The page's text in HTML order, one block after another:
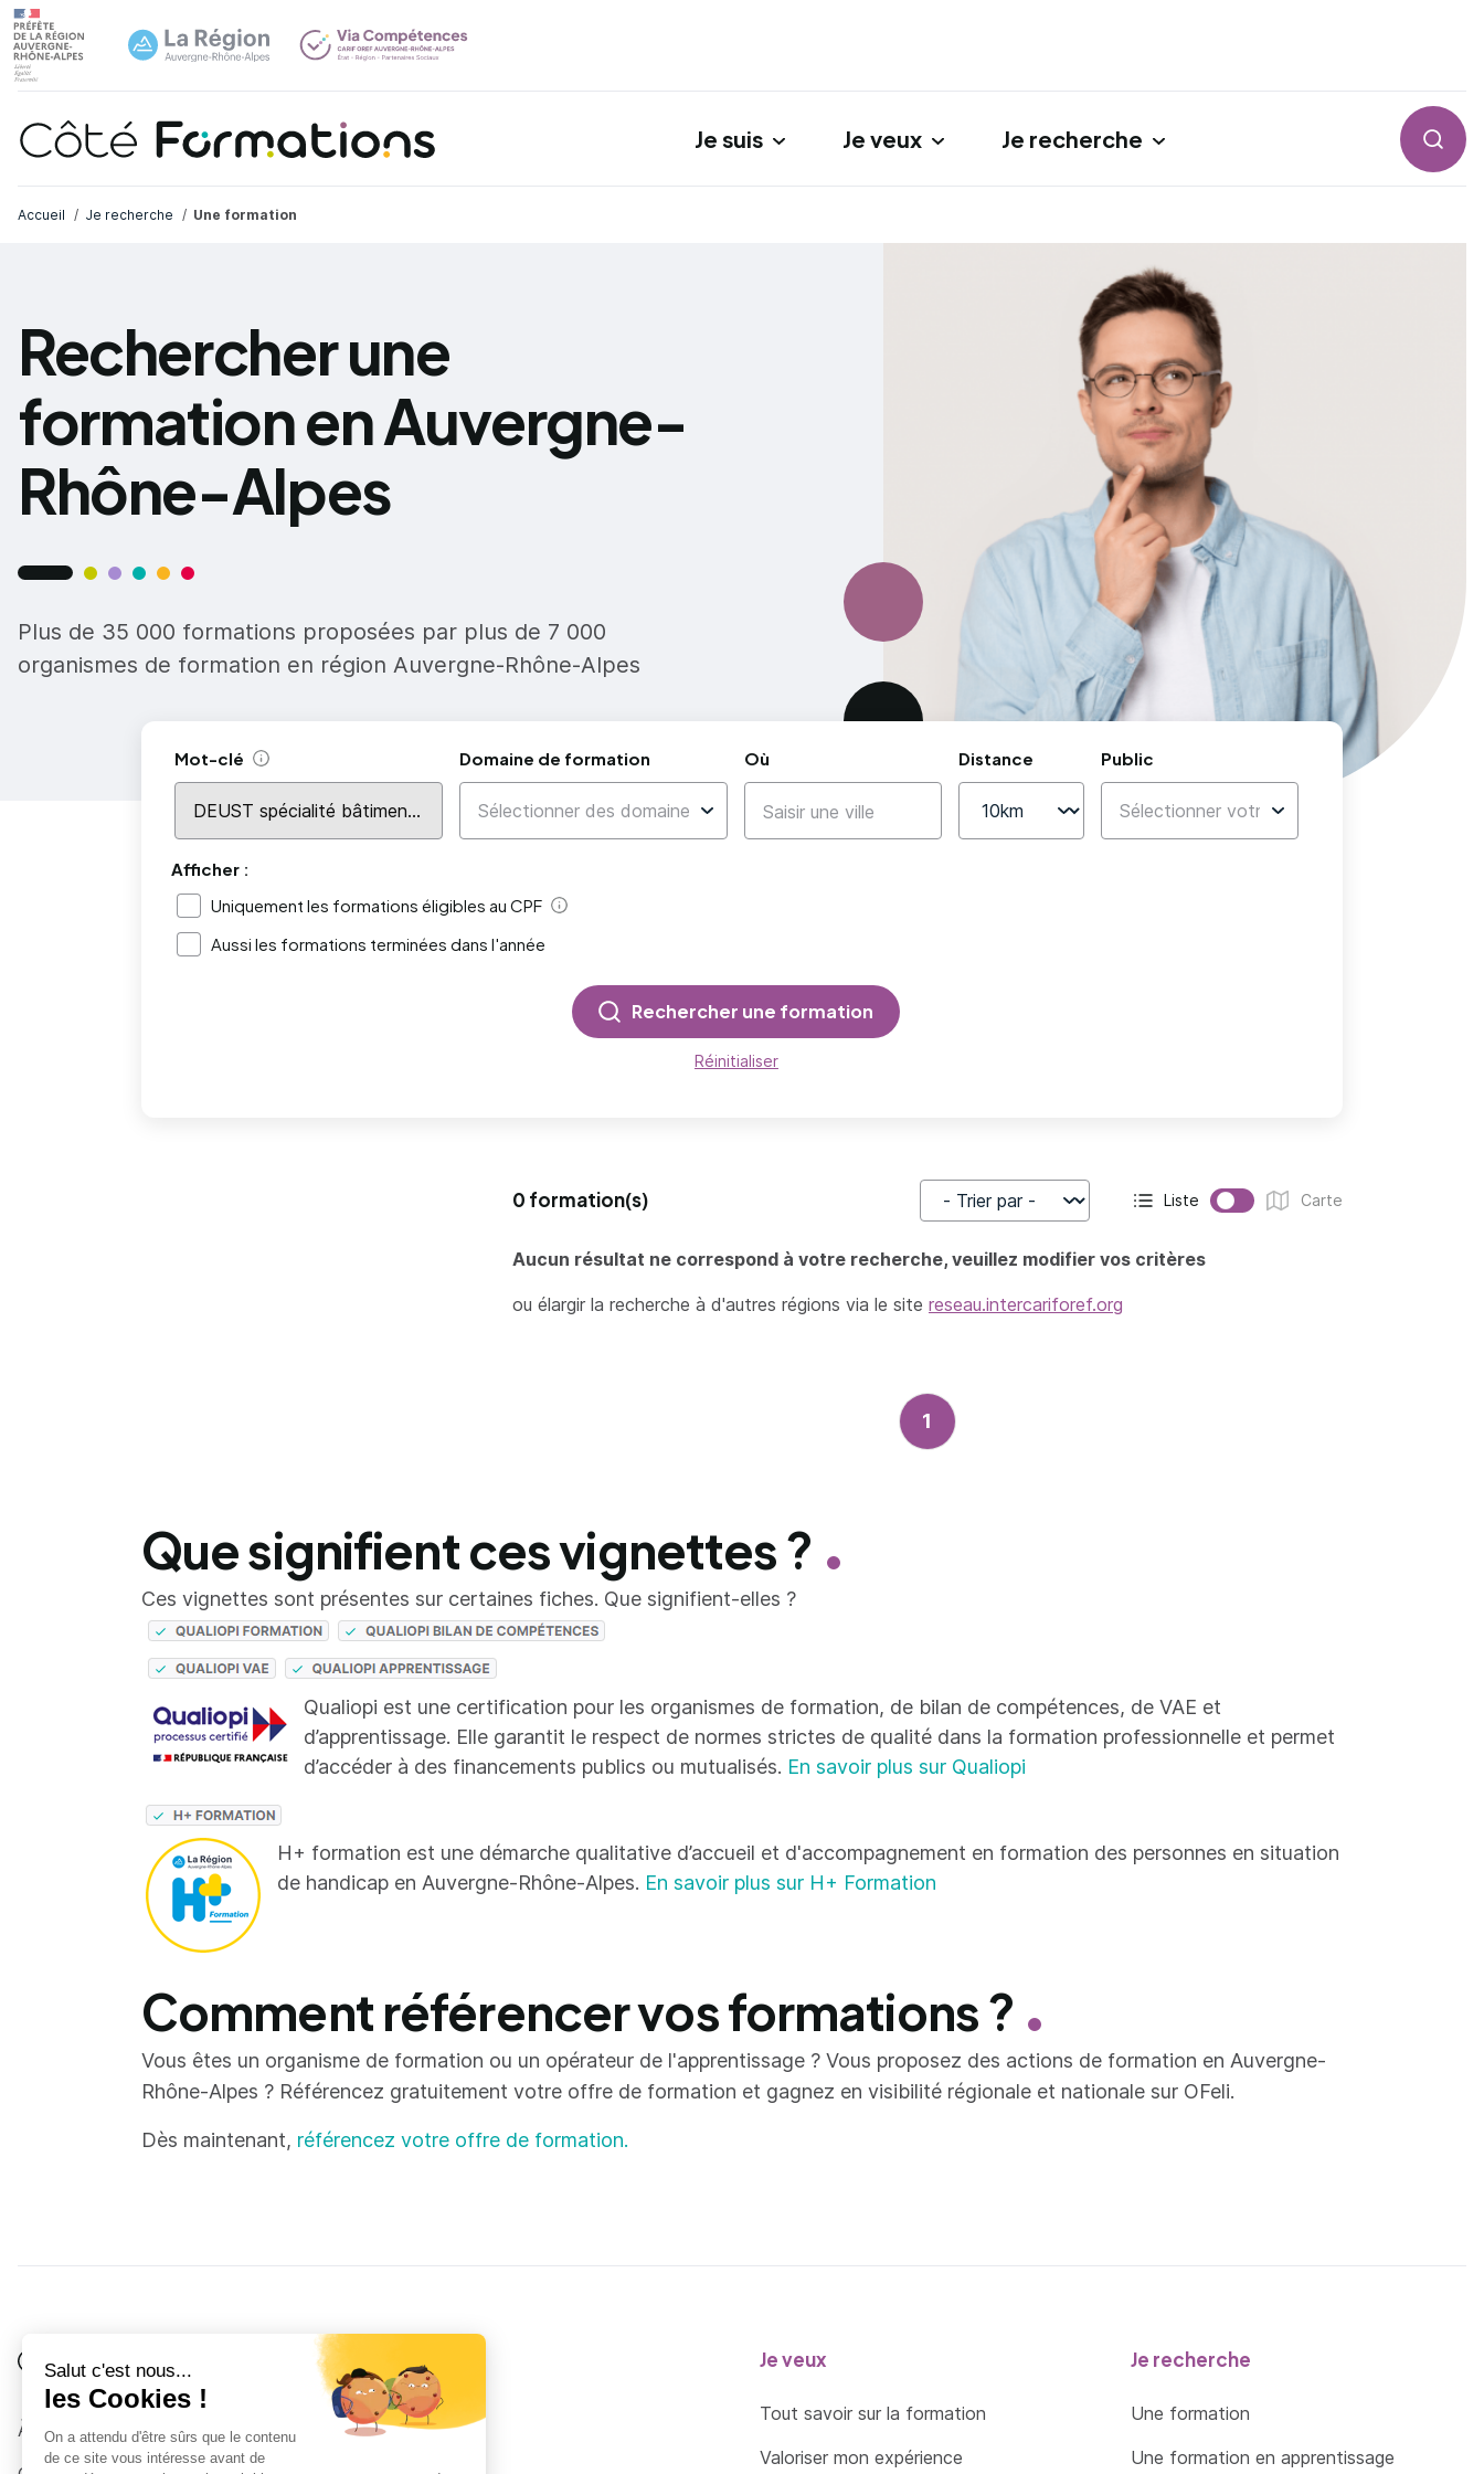
Je suis Je veux Je recherche
Accueil Je recherche Une formation
Rechercher une
formation en Auvergne-
Rhône-Alpes
Plus de 35 000 formations proposées par plus de 7 000
organismes de formation en région Auvergne-Rhône-Alpes
Mot-clé Aide Domaine de formation Où Distance Public
Afficher :
Uniquement les formations éligibles au CPF
Aide
Aussi les formations terminées dans l'année
Rechercher une formation
Réinitialiser
0 formation(s)
Trier par Affichage actif :
Liste
Affichage :
Carte
Aucun résultat ne correspond à votre recherche, veuillez modifier vos critères
ou élargir la recherche à d'autres régions via le site reseau.intercariforef.org
1
Que signifient ces vignettes ?
Ces vignettes sont présentes sur certaines fiches. Que signifient-elles ?
Qualiopi est une certification pour les organismes de formation, de bilan de compétences, de VAE et
d’apprentissage. Elle garantit le respect de normes strictes de qualité dans la formation professionnelle et permet
d’accéder à des financements publics ou mutualisés. En savoir plus sur Qualiopi
H+ formation est une démarche qualitative d’accueil et d'accompagnement en formation des personnes en situation
de handicap en Auvergne-Rhône-Alpes. En savoir plus sur H+ Formation
Comment référencer vos formations ?
Vous êtes un organisme de formation ou un opérateur de l'apprentissage ? Vous proposez des actions de formation en Auvergne-
Rhône-Alpes ? Référencez gratuitement votre offre de formation et gagnez en visibilité régionale et nationale sur OFeli.
Dès maintenant, référencez votre offre de formation.
Côté Formations
À propos
Je suis
Au collège
Je veux
Tout savoir sur la formation
Valoriser mon expérience
Je recherche
Une formation
Une formation en apprentissage